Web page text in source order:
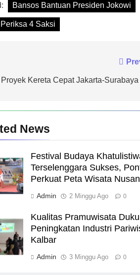
Bansos Bantuan Presiden Jokowi
4 Saksi
Proyek Kereta Cepat Jakarta-
News
Festival Budaya
Terselenggara Sukses,
Perkuat Peta Wisata
Admin 2 Minggu Ago 0
Kualitas Pramuwisata
Peningkatan Industri
Kalbar
Admin 3 Minggu Ago 0